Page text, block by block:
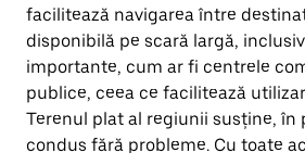
facilitează navigarea între
disponibilă pe scară largă,
importante, cum ar fi centrele
publice, ceea ce facilitează
Terenul plat al regiunii susține, în
condus fără probleme. Cu toate